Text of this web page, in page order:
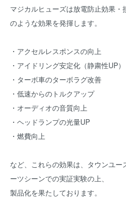
マジカルヒューズは放電防止効果・
のような効果を発揮します。
・アクセルレスポンスの向上
・アイドリング安定化（静粛性UP）
・ターボ車のターボラグ改善
・低速からのトルクアップ
・オーディオの音質向上
・ヘッドランプの光量UP
・燃費向上
など、これらの効果は、タウンユ
ーツシーンでの実証実験の上、
製品化を果たしております。